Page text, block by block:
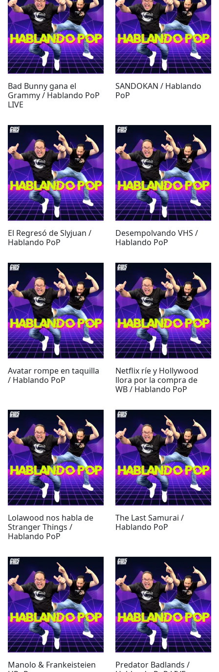
Bad Bunny gana el
Grammy / Hablando PoP
LIVE
SANDOKAN / Hablando
PoP
El Regresó de Slyjuan /
Hablando PoP
Desempolvando VHS /
Hablando PoP
Avatar rompe en taquilla
/ Hablando PoP
Netflix ríe y Hollywood
llora por la compra de
WB / Hablando PoP
Lolawood nos habla de
Stranger Things /
Hablando PoP
The Last Samurai /
Hablando PoP
Manolo & Frankeisteien
Predator Badlands /